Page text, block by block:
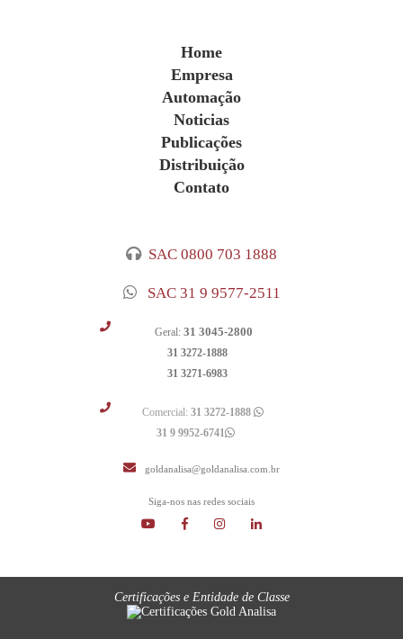
Home
Empresa
Automação
Noticias
Publicações
Distribuição
Contato
SAC 0800 703 1888
SAC 31 9 9577-2511
Geral:31 3045-2800
31 3272-1888
31 3271-6983
Comercial: 31 3272-1888
31 9 9952-6741
goldanalisa@goldanalisa.com.br
Siga-nos nas redes sociais
Certificações e Entidade de Classe